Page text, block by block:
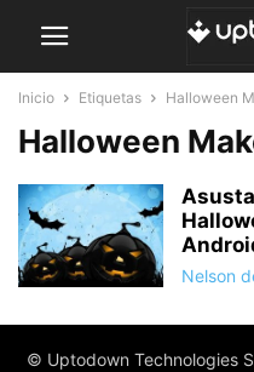
Inicio Etiquetas Halloween
Halloween
Nelson
© Uptodown Technologies